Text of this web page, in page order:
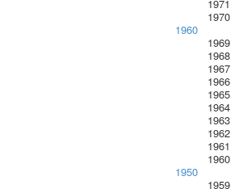
1971
1970
1960
1969
1968
1967
1966
1965
1964
1963
1962
1961
1960
1950
1959